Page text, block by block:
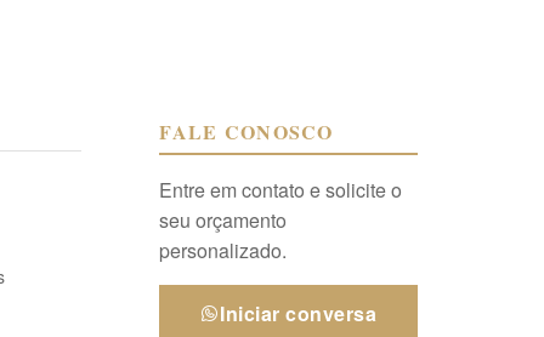
FALE CONOSCO
Entre em contato e solicite o
seu orçamento
personalizado.
Iniciar conversa